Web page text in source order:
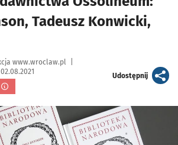
Tadeusz Konwicki,
www.wroclaw.pl
Udostępnijartykuł